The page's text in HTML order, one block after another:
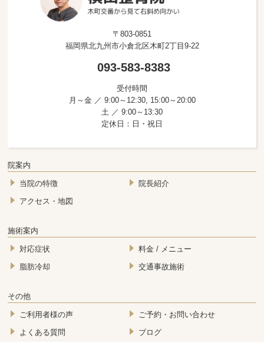
〒803-0851
福岡県北九州市小倉北区木町2丁目9-22
093-583-8383
受付時間
月～金 ／ 9:00～12:30, 15:00～20:00
土 ／ 9:00～13:30
定休日：日・祝日
院案内
当院の特徴
院長紹介
アクセス・地図
施術案内
対応症状
料金 / メニュー
脂肪冷却
交通事故施術
その他
ご利用者様の声
ご予約・お問い合わせ
よくある質問
ブログ